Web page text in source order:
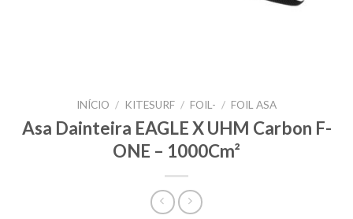
INÍCIO / KITESURF / FOIL- / FOIL ASA
Asa Dainteira EAGLE X UHM Carbon F-
ONE – 1000Cm²